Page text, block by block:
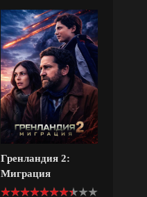
Гренландия 2:
Миграция